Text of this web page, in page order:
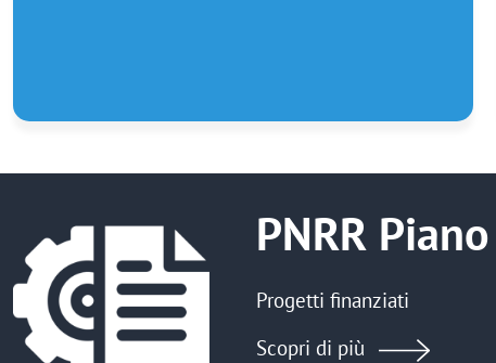
PNRR
Progetti finanziati
Scopri di più